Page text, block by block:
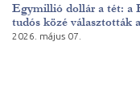
Egymillió dollár a tét: a
tudós közé választották
2026. május 07.